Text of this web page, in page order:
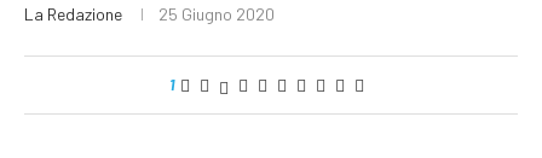
La Redazione 25 Giugno 2020
1